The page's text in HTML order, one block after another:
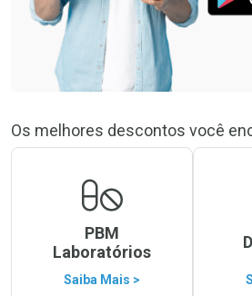
Os melhores descontos você
PBM
Laboratórios
Saiba Mais >